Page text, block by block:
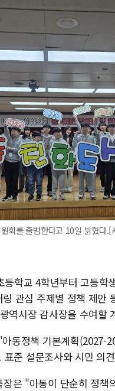
회를 출범한다고 10일 밝혔다
학교 4학년부터 고등학
관심 주제별 정책 제안
역시장 감사장을 수여할
동정책 기본계획(2027-
준 설문조사와 시민 의
은 "아동이 단순히 정